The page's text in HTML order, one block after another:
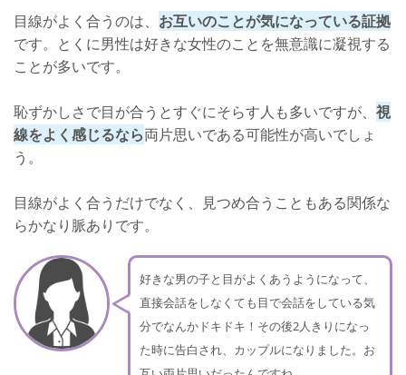
目線がよく合うのは、 お互いのことが気になっている証拠
です。とくに男性は好きな女性のことを無意識に凝視する
ことが多いです。
恥ずかしさで目が合うとすぐにそらす人も多いですが、 視
線をよく感じるなら両片思いである可能性が高いでしょ
う。
目線がよく合うだけでなく、見つめ合うこともある関係な
らかなり脈ありです。
好きな男の子と目がよくあうようになって、
直接会話をしなくても目で会話をしている気
分でなんかドキドキ！その後2人きりになっ
た時に告白され、カップルになりました。お